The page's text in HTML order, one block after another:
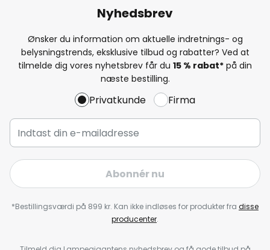
Nyhedsbrev
Ønsker du information om aktuelle indretnings- og
belysningstrends, eksklusive tilbud og rabatter? Ved at
tilmelde dig vores nyhetsbrev får du 15 % rabat* på din
næste bestilling.
Privatkunde Firma
Abonnér nu
*Bestillingsværdi på 899 kr. Kan ikke indløses for produkter fra disse
producenter.